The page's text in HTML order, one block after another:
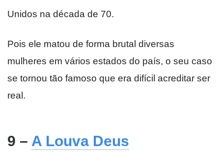
Unidos na década de 70.
Pois ele matou de forma brutal diversas
mulheres em vários estados do país, o seu caso
se tornou tão famoso que era difícil acreditar ser
real.
9 – A Louva Deus